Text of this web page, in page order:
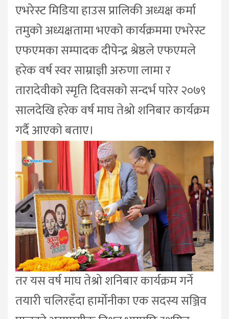
एभरेस्ट मिडिया हाउस प्रालिकी अध्यक्ष कर्मा
तमुको अध्यक्षतामा भएको कार्यक्रममा एभरेस्ट
एफएमका सम्पादक दीपेन्द्र श्रेष्ठले एफएमले
हरेक वर्ष स्वर साम्राज्ञी अरुणा लामा र
तारादेवीको स्मृति दिवसको सन्दर्भ पारेर २०७९
सालदेखि हरेक वर्ष माघ तेश्रो शनिबार कार्यक्रम
गर्दै आएको बताए।
तर यस वर्ष माघ तेश्रो शनिबार कार्यक्रम गर्ने
तयारी चलिरहँदा हार्मोनीका एक सदस्य सञ्जिव